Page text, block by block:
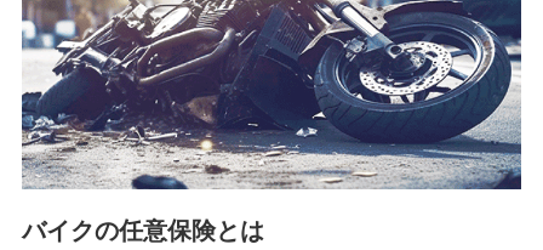
(https://www.zurichssi.co.jp/)
Tokio Marine X少額短期保険株式会社
(https://www.tokiomarine-x.co.jp/)
ペットメディカルサポート株式会社
(https://pshoken.co.jp/)
リトルファミリー少額短期保険株式会社
(https://www.littlefamily-ssi.com/)
2.共同募集を行う代理店から受領する個人情報
バイクの任意保険とは